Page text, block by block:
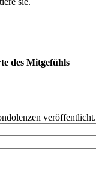
des Mitgefühls
veröffentlicht.